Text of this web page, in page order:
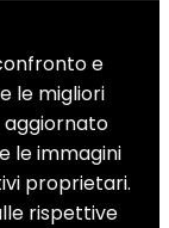
e
le migliori
aggiornato
le immagini
proprietari.
rispettive